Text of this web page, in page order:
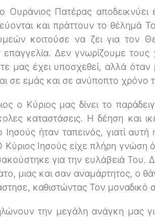
Πατέρας αποδεικνύει
και πράττουν το θέλημά
κοιτούσε να ζει για τον
Δεν γνωρίζουμε τους
μας έχει υποσχεθεί, αλλά
σε εμάς και σε ανύποπτο χρόνο
ο Κύριος μας δίνει το
καταστάσεις. Η δέηση και
ήταν ταπεινός, γιατί
Ιησούς είχε πλήρη γνώση
για την ευλάβειά
μιας και σαν αναμάρτητος, ο
καθιστώντας Τον
την μεγάλη ανάγκη μας